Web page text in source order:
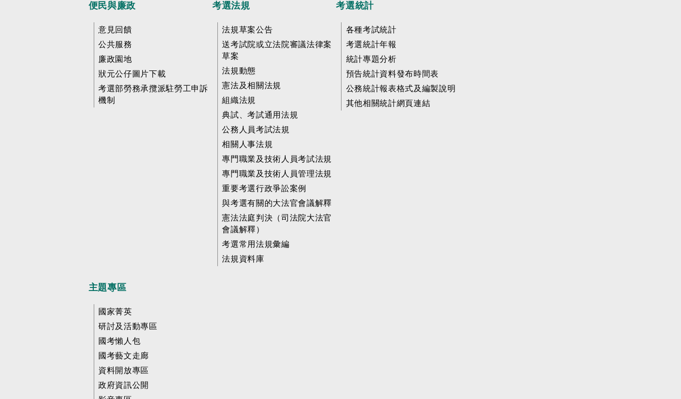
便民與廉政
意見回饋
公共服務
廉政園地
狀元公仔圖片下載
考選部勞務承攬派駐勞工申訴
機制
考選法規
法規草案公告
送考試院或立法院審議法律案
草案
法規動態
憲法及相關法規
組織法規
典試、考試通用法規
公務人員考試法規
相關人事法規
專門職業及技術人員考試法規
專門職業及技術人員管理法規
重要考選行政爭訟案例
與考選有關的大法官會議解釋
憲法法庭判決（司法院大法官
會議解釋）
考選常用法規彙編
法規資料庫
考選統計
各種考試統計
考選統計年報
統計專題分析
預告統計資料發布時間表
公務統計報表格式及編製說明
其他相關統計網頁連結
主題專區
國家菁英
研討及活動專區
國考懶人包
國考藝文走廊
資料開放專區
政府資訊公開